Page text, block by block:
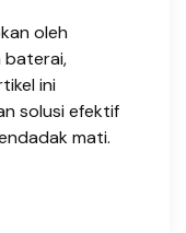
oleh
baterai,
ini
solusi efektif
mati.